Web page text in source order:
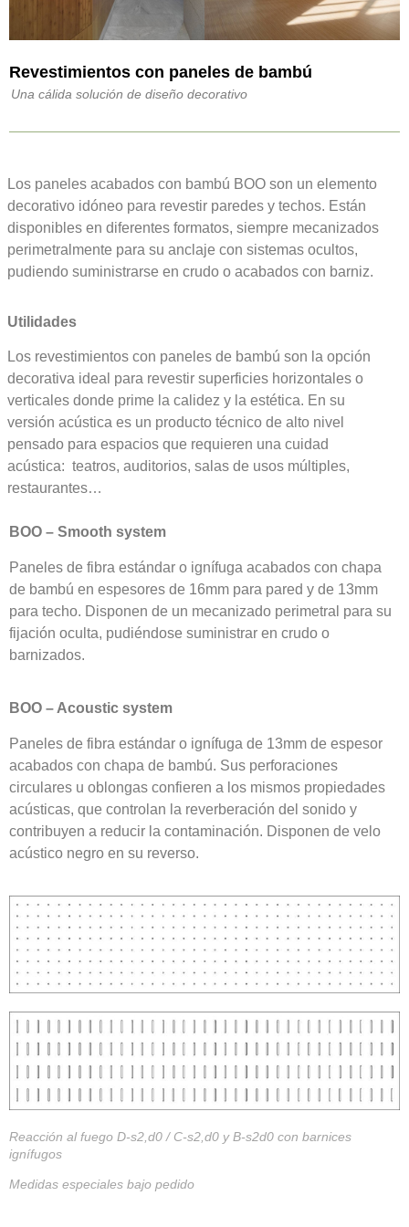
Revestimientos con paneles de bambú
Una cálida solución de diseño decorativo
Los paneles acabados con bambú BOO son un elemento
decorativo idóneo para revestir paredes y techos. Están
disponibles en diferentes formatos, siempre mecanizados
perimetralmente para su anclaje con sistemas ocultos,
pudiendo suministrarse en crudo o acabados con barniz.
Utilidades
Los revestimientos con paneles de bambú son la opción
decorativa ideal para revestir superficies horizontales o
verticales donde prime la calidez y la estética. En su
versión acústica es un producto técnico de alto nivel
pensado para espacios que requieren una cuidad
acústica: teatros, auditorios, salas de usos múltiples,
restaurantes…
BOO – Smooth system
Paneles de fibra estándar o ignífuga acabados con chapa
de bambú en espesores de 16mm para pared y de 13mm
para techo. Disponen de un mecanizado perimetral para su
fijación oculta, pudiéndose suministrar en crudo o
barnizados.
BOO – Acoustic system
Paneles de fibra estándar o ignífuga de 13mm de espesor
acabados con chapa de bambú. Sus perforaciones
circulares u oblongas confieren a los mismos propiedades
acústicas, que controlan la reverberación del sonido y
contribuyen a reducir la contaminación. Disponen de velo
acústico negro en su reverso.
Reacción al fuego D-s2,d0 / C-s2,d0 y B-s2d0 con barnices
ignífugos
Medidas especiales bajo pedido